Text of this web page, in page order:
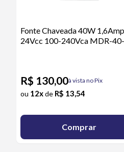
Fonte Chaveada 40W
24Vcc 100-240Vca MDR-
R$ 130,00à vista no Pix
ou 12xde R$ 13,54
Comprar